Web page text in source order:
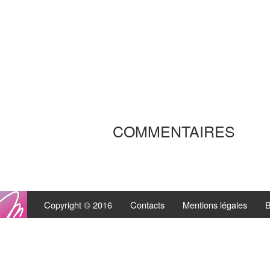
COMMENTAIRES
Copyright © 2016 Contacts Mentions légales